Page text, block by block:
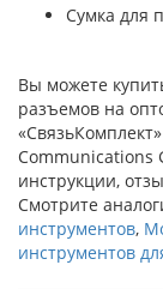
Сумка для
Вы можете
разъемов на
Communications
инструкции,
Смотрите
инструментов,
инструментов